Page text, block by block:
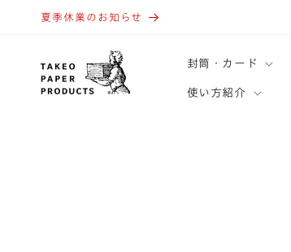
ンツに
夏季休業のお知らせ
封筒・カード
使い方紹介